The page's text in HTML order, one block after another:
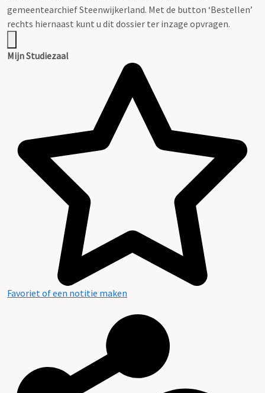
gemeentearchief Steenwijkerland. Met de button ‘Bestellen’
rechts hiernaast kunt u dit dossier ter inzage opvragen.
Mijn Studiezaal
Favoriet of een notitie maken